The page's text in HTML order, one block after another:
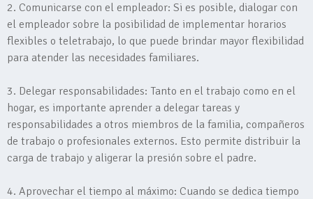
2. Comunicarse con el empleador: Si es posible, dialogar con
el empleador sobre la posibilidad de implementar horarios
flexibles o teletrabajo, lo que puede brindar mayor flexibilidad
para atender las necesidades familiares.
3. Delegar responsabilidades: Tanto en el trabajo como en el
hogar, es importante aprender a delegar tareas y
responsabilidades a otros miembros de la familia, compañeros
de trabajo o profesionales externos. Esto permite distribuir la
carga de trabajo y aligerar la presión sobre el padre.
4. Aprovechar el tiempo al máximo: Cuando se dedica tiempo